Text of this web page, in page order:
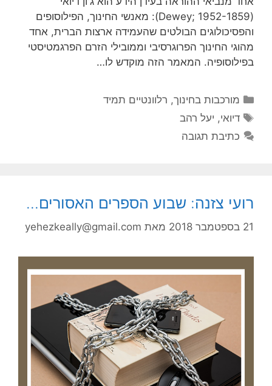
(Dewey; 1952-1859): מאנשי החינוך, הפילוסופים
והפסיכולוגים הבולטים שהעמידה ארצות הברית, אחד
מהוגי החינוך הפרוגרסיבי וממובילי הזרם הפרגמטיסטי
בפילוסופיה. המאמר הזה מוקדש לו…
קטגוריות
מורכבות בחינוך, רלוונטיים תמיד
תגיות
דיואי, יעל רהב
כתיבת תגובה
רועי צזנה: שבוע הספרים האסורים…
21 בספטמבר 2018 מאת yehezkeally@gmail.com